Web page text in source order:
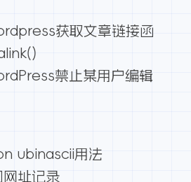
获取文章链接函
禁止某用户编辑
ubinascii用法
网址记录